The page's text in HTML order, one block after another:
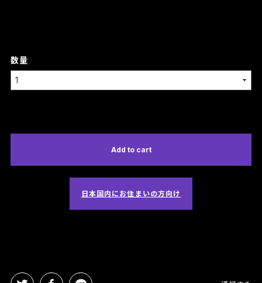
数量
Add to cart
日本国内にお住まいの方向け